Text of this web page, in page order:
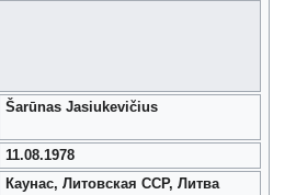
Šarūnas Jasiukevičius
11.08.1978
Каунас, Литовская ССР, Литва